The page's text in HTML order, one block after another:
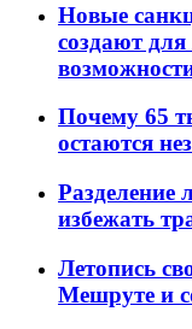
Новые
создают
Почему 65
остаются
Разделение
избежать
Летопись
Мешруте и